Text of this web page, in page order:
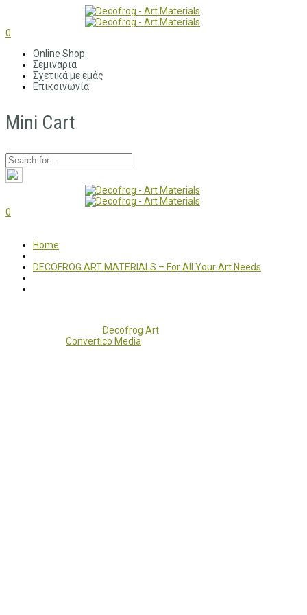
0
Online Shop
Σεμινάρια
Σχετικά με εμάς
Επικοινωνία
Mini Cart
0
Home
DECOFROG ART MATERIALS – For All Your Art Needs
Decofrog Art
Convertico Media